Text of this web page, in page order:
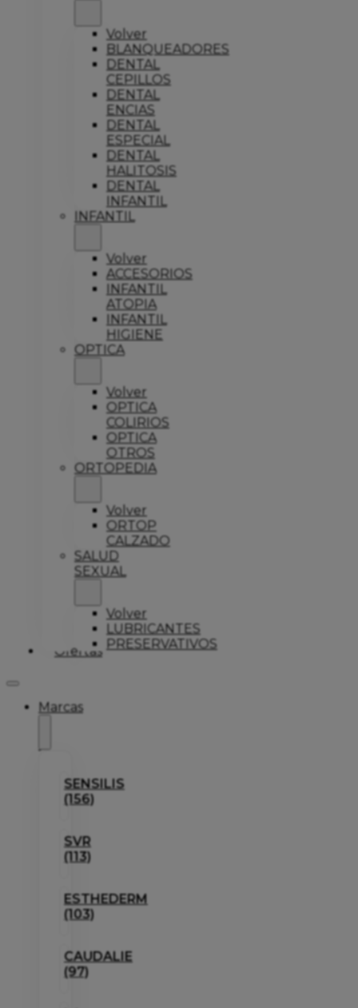
Volver
BLANQUEADORES
DENTAL
CEPILLOS
DENTAL
ENCIAS
DENTAL
ESPECIAL
DENTAL
HALITOSIS
DENTAL
INFANTIL
INFANTIL
Volver
ACCESORIOS
INFANTIL
ATOPIA
INFANTIL
HIGIENE
OPTICA
Volver
OPTICA
COLIRIOS
OPTICA
OTROS
ORTOPEDIA
Volver
ORTOP
CALZADO
SALUD
SEXUAL
Volver
LUBRICANTES
PRESERVATIVOS
Ofertas
Marcas
SENSILIS
(156)
SVR
(113)
ESTHEDERM
(103)
CAUDALIE
(97)